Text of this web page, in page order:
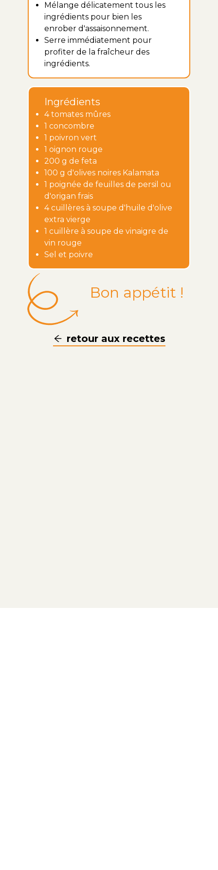
Mélange délicatement tous les
ingrédients pour bien les
enrober d'assaisonnement.
Serre immédiatement pour
profiter de la fraîcheur des
ingrédients.
Ingrédients
4 tomates mûres
1 concombre
1 poivron vert
1 oignon rouge
200 g de feta
100 g d'olives noires Kalamata
1 poignée de feuilles de persil ou
d'origan frais
4 cuillères à soupe d'huile d'olive
extra vierge
1 cuillère à soupe de vinaigre de
vin rouge
Sel et poivre
Bon appétit !
retour aux recettes